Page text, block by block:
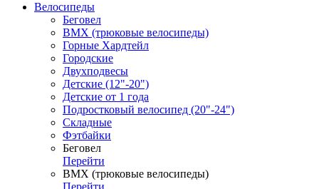
Велосипеды
Беговел
ВМХ (трюковые велосипеды)
Горные Хардтейл
Городские
Двухподвесы
Детские (12"-20")
Детские от 1 года
Подростковый велосипед (20"-24")
Складные
Фэтбайки
Беговел
Перейти
ВМХ (трюковые велосипеды)
Перейти